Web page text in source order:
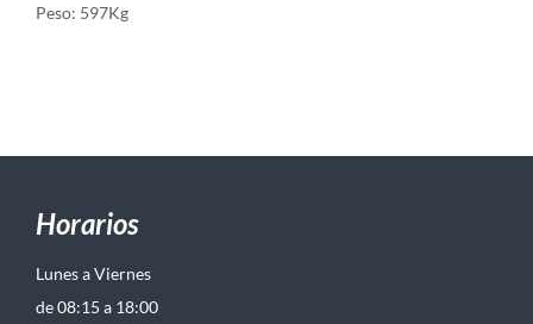
Peso: 597Kg
Horarios
Lunes a Viernes
de 08:15 a 18:00